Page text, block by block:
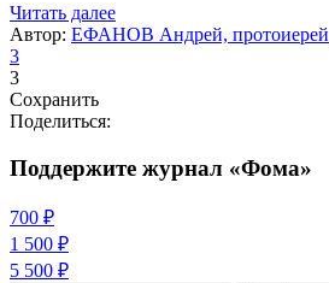
Читать далее
Автор: ЕФАНОВ Андрей, протоиерей
3
3
Сохранить
Поделиться:
Поддержите журнал «Фома»
700 ₽
1 500 ₽
5 500 ₽